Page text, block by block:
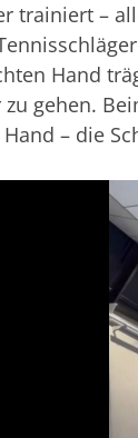
trainiert –
Hand
zu gehen.
– die